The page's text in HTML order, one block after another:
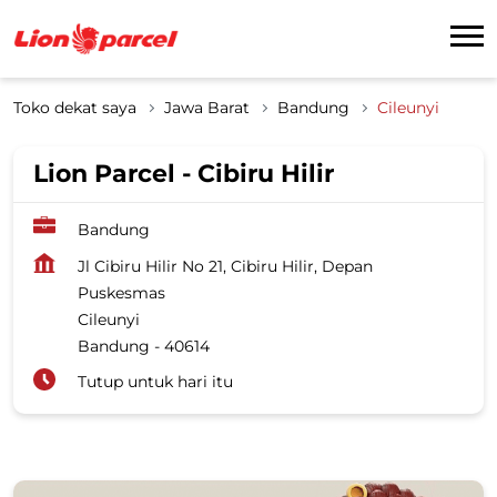
Toko dekat saya Jawa Barat Bandung Cileunyi
Lion Parcel - Cibiru Hilir
Bandung
Jl Cibiru Hilir No 21, Cibiru Hilir, Depan
Puskesmas
Cileunyi
Bandung - 40614
Tutup untuk hari itu